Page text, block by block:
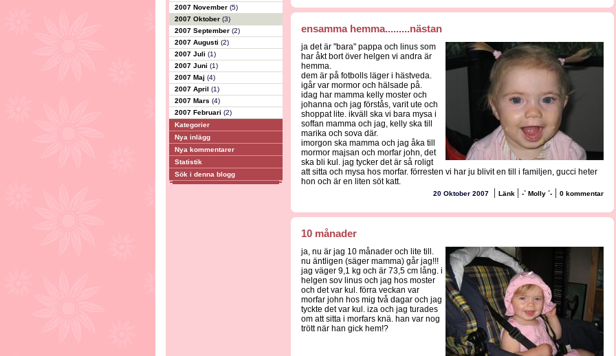
2007 November (5)
2007 Oktober (3)
2007 September (2)
2007 Augusti (2)
2007 Juli (1)
2007 Juni (1)
2007 Maj (4)
2007 April (1)
2007 Mars (4)
2007 Februari (2)
Kategorier
Nya inlägg
Nya kommentarer
Statistik
Sök i denna blogg
ensamma hemma.........nästan
ja det är "bara" pappa och linus som
har åkt bort över helgen vi andra är
hemma.
dem är på fotbolls läger i hästveda.
igår var mormor och hälsade på.
idag har mamma kelly moster och
johanna och jag förstås, varit ute och
shoppat lite. ikväll ska vi bara mysa i
soffan mamma och jag, kelly ska till
marika och sova där.
imorgon ska mamma och jag åka till
mormor majsan och morfar john, det
ska bli kul. jag tycker det är så roligt
att sitta och mysa hos morfar. förresten vi har ju blivit en till i familjen, gucci heter
hon och är en liten söt katt.
20 Oktober 2007 | Länk | -` Molly ´- | 0 kommentar
10 månader
ja, nu är jag 10 månader och lite till.
nu äntligen (säger mamma) går jag!!!
jag väger 9,1 kg och är 73,5 cm lång. i
helgen sov linus och jag hos moster
och det var kul. förra veckan var
morfar john hos mig två dagar och jag
tyckte det var kul. iza och jag turades
om att sitta i morfars knä. han var nog
trött när han gick hem!?